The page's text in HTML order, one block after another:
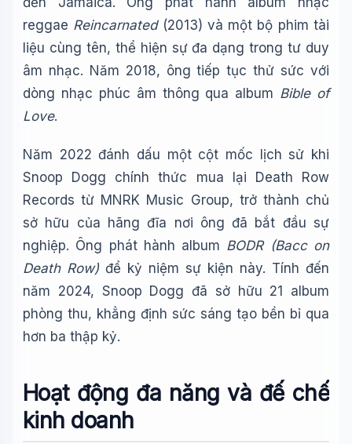
reggae Reincarnated(2013) và một bộ phim tài
liệu cùng tên, thể hiện sự đa dạng trong tư duy
âm nhạc. Năm 2018, ông tiếp tục thử sức với
dòng nhạc phúc âm thông qua album Bible of
Love.
Năm 2022 đánh dấu một cột mốc lịch sử khi
Snoop Dogg chính thức mua lại Death Row
Records từ MNRK Music Group, trở thành chủ
sở hữu của hãng đĩa nơi ông đã bắt đầu sự
nghiệp. Ông phát hành album BODR (Bacc on
Death Row) để kỷ niệm sự kiện này. Tính đến
năm 2024, Snoop Dogg đã sở hữu 21 album
phòng thu, khẳng định sức sáng tạo bền bỉ qua
hơn ba thập kỷ.
Hoạt động đa năng và đế chế
kinh doanh